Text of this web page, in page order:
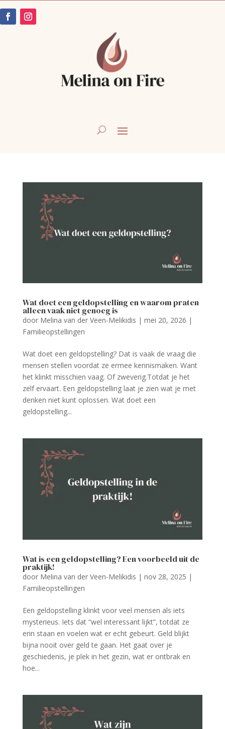
Wat doet een geldopstelling en waarom praten
alleen vaak niet genoeg is
door Melina van der Veen-Melikidis | mei 20, 2026 |
Familieopstellingen
Wat doet een geldopstelling? Dat is vaak de vraag die
mensen stellen voordat ze ermee kennismaken. Want
het klinkt misschien vaag. Of zweverig.Totdat je het
zelf ervaart. Een geldopstelling laat je zien wat je met
denken niet kunt oplossen. Wat doet een
geldopstelling...
Wat is een geldopstelling? Een voorbeeld uit de
praktijk!
door Melina van der Veen-Melikidis | nov 28, 2025 |
Familieopstellingen
Een geldopstelling klinkt voor veel mensen als iets
mysterieus. Iets dat “wel interessant lijkt”, totdat ze
erin staan en voelen wat er echt gebeurt. Geld blijkt
bijna nooit over geld te gaan. Het gaat over je
geschiedenis, je plek in het gezin, wat er ontbrak en
hoe...